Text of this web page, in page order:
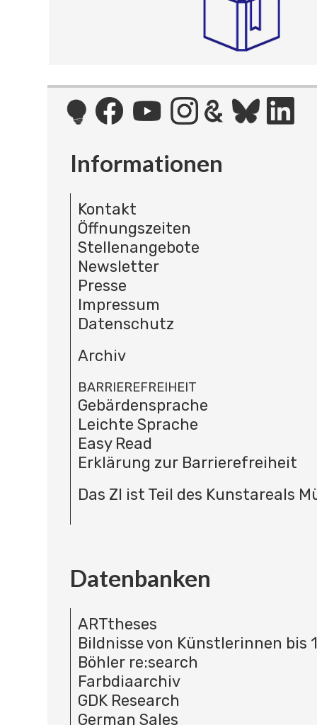
Informationen
Kontakt
Öffnungszeiten
Stellenangebote
Newsletter
Presse
Impressum
Datenschutz
Archiv
BARRIEREFREIHEIT
Gebärdensprache
Leichte Sprache
Easy Read
Erklärung zur Barrierefreiheit
Das ZI ist Teil des Kunstareals
Datenbanken
ARTtheses
Bildnisse von Künstlerinnen bis
Böhler re:search
Farbdiaarchiv
GDK Research
German Sales